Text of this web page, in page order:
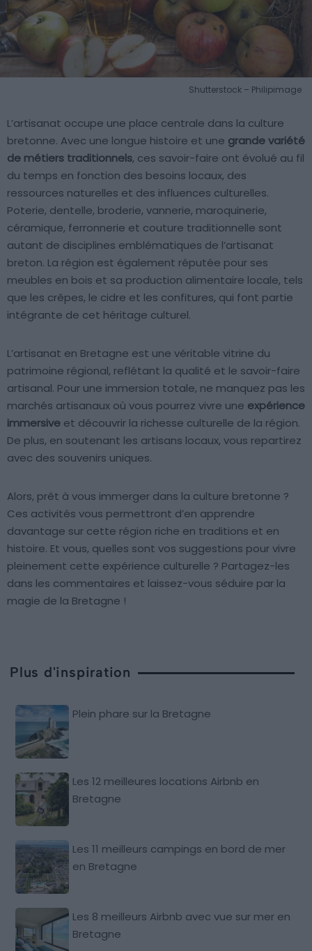
Shutterstock – Philipimage
L’artisanat occupe une place centrale dans la culture
bretonne. Avec une longue histoire et une grande variété
de métiers traditionnels, ces savoir-faire ont évolué au fil
du temps en fonction des besoins locaux, des
ressources naturelles et des influences culturelles.
Poterie, dentelle, broderie, vannerie, maroquinerie,
céramique, ferronnerie et couture traditionnelle sont
autant de disciplines emblématiques de l’artisanat
breton. La région est également réputée pour ses
meubles en bois et sa production alimentaire locale, tels
que les crêpes, le cidre et les confitures, qui font partie
intégrante de cet héritage culturel.
L’artisanat en Bretagne est une véritable vitrine du
patrimoine régional, reflétant la qualité et le savoir-faire
artisanal. Pour une immersion totale, ne manquez pas les
marchés artisanaux où vous pourrez vivre une expérience
immersive et découvrir la richesse culturelle de la région.
De plus, en soutenant les artisans locaux, vous repartirez
avec des souvenirs uniques.
Alors, prêt à vous immerger dans la culture bretonne ?
Ces activités vous permettront d’en apprendre
davantage sur cette région riche en traditions et en
histoire. Et vous, quelles sont vos suggestions pour vivre
pleinement cette expérience culturelle ? Partagez-les
dans les commentaires et laissez-vous séduire par la
magie de la Bretagne !
Plus d'inspiration
Plein phare sur la Bretagne
Les 12 meilleures locations Airbnb en
Bretagne
Les 11 meilleurs campings en bord de mer
en Bretagne
Les 8 meilleurs Airbnb avec vue sur mer en
Bretagne